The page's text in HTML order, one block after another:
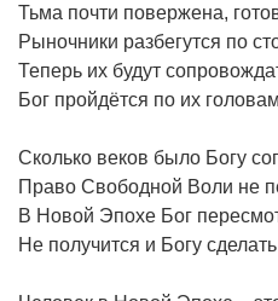
Тьма почти повержена,
Рыночники разбегутся по
Теперь их будут
Бог пройдётся по их
Сколько веков было Богу
Право Свободной Воли не
В Новой Эпохе Бог
Не получится и Богу